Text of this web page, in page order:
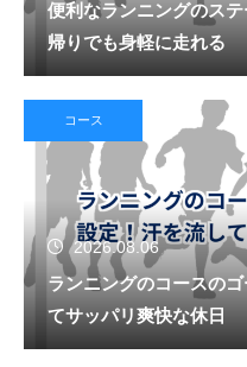
便利なランニングのス
帰りでも身軽に走れる
コース
2026.08.06
ランニングのコースの
てサッパリ爽快な休日